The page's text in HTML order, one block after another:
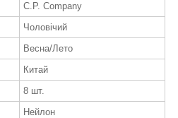
C.P. Company
Чоловічий
Весна/Лето
Китай
8 шт.
Нейлон